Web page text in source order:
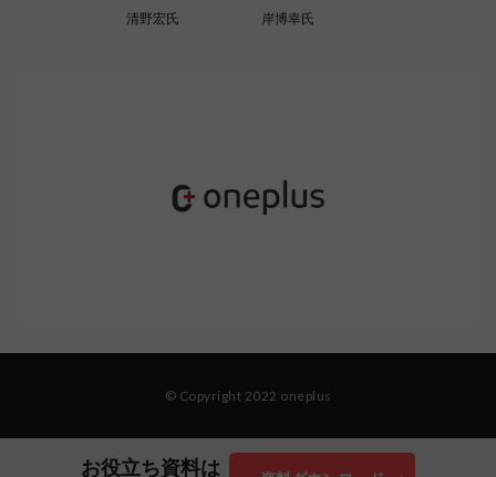
清野宏氏
岸博幸氏
お役立ち資料は
© Copyright 2022 oneplus